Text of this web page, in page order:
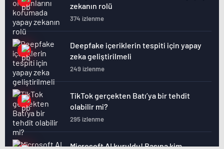
zekanın rolü
374 izlenme
Deepfake içeriklerin tespiti için yapay
zeka geliştirilmeli
249 izlenme
TikTok gerçekten Batı’ya bir tehdit
olabilir mi?
295 izlenme
Microsoft AI kuruldu! Başına kim